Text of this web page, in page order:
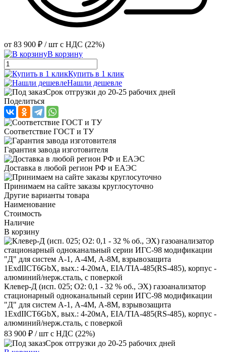
от 83 900 ₽ / шт с НДС (22%)
В корзину
Купить в 1 клик
Нашли дешевле
Срок отгрузки до 20-25 рабочих дней
Поделиться
Соответствие ГОСТ и ТУ
Гарантия завода изготовителя
Доставка в любой регион РФ и ЕАЭС
Принимаем на сайте заказы круглосуточно
Другие варианты товара
Наименование
Стоимость
Наличие
В корзину
Клевер-Д (исп. 025; О2: 0,1 - 32 % об., ЭХ) газоанализатор
стационарный одноканальный серии ИГС-98 модификации
"Д" для систем А-1, А-4М, А-8М, взрывозащита
1ExdIIСT6GbX, вых.: 4-20мА, EIA/TIA-485(RS-485), корпус -
алюминий/нерж.сталь, с поверкой
83 900 ₽ / шт с НДС (22%)
Срок отгрузки до 20-25 рабочих дней